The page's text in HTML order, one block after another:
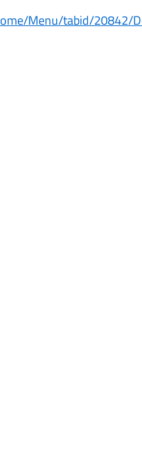
Menu/tabid/20842/